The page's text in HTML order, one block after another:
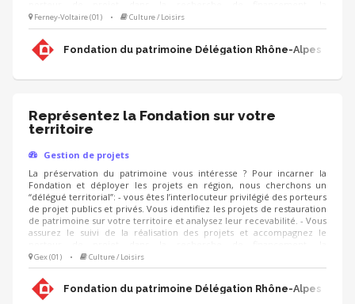
communication, l'animation de sa collecte, jusqu'à la clôture du
projet. - Vous contribuez au développement des adhésions et des
ressources (mécènes, donateurs, partenariats, etc.) pour pérenniser
les actions de la Fondation.
Ferney-Voltaire (01) • Culture / Loisirs
Fondation du patrimoine Délégation Rhône-Alpes
Représentez la Fondation sur votre
territoire
Gestion de projets
La préservation du patrimoine vous intéresse ? Pour incarner la
Fondation et déployer les projets en région, nous cherchons un
“délégué territorial”: - vous êtes l’interlocuteur privilégié des porteurs
de projet publics et privés. Vous identifiez les projets de restauration
de patrimoine sur votre territoire et analysez leur recevabilité. - Vous
assurez le suivi de la réalisation des projets et accompagnez le
communication, l'animation de sa collecte, jusqu'à la clôture du
projet. - Vous contribuez au développement des adhésions et des
ressources (mécènes, donateurs, partenariats, etc.) pour pérenniser
les actions de la Fondation.
Gex (01) • Culture / Loisirs
Fondation du patrimoine Délégation Rhône-Alpes